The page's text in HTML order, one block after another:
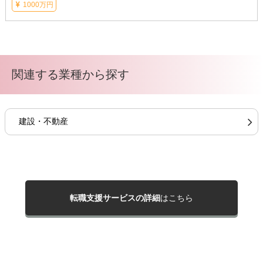
1000万円
関連する業種から探す
建設・不動産
転職支援サービスの詳細はこちら